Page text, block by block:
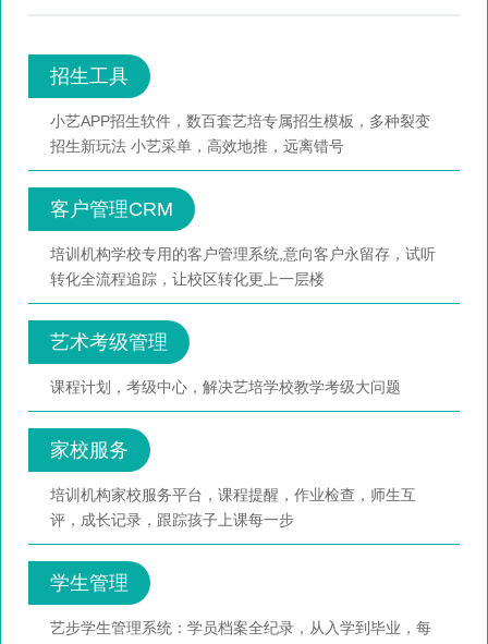
招生工具
小艺APP招生软件，数百套艺培专属招生模板，多种裂变
招生新玩法 小艺采单，高效地推，远离错号
客户管理CRM
培训机构学校专用的客户管理系统,意向客户永留存，试听
转化全流程追踪，让校区转化更上一层楼
艺术考级管理
课程计划，考级中心，解决艺培学校教学考级大问题
家校服务
培训机构家校服务平台，课程提醒，作业检查，师生互
评，成长记录，跟踪孩子上课每一步
学生管理
艺步学生管理系统：学员档案全纪录，从入学到毕业，每